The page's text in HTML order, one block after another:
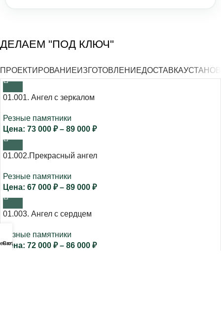
ДЕЛАЕМ "ПОД КЛЮЧ"
ПРОЕКТИРОВАНИЕИЗГОТОВЛЕНИЕДОСТАВКА
01.001. Ангел с зеркалом
Резные памятники
73 000 ₽ – 89 000 ₽
01.002.Прекрасный ангел
Резные памятники
67 000 ₽ – 89 000 ₽
01.003. Ангел с сердцем
Резные памятники
72 000 ₽ – 86 000 ₽
Cart